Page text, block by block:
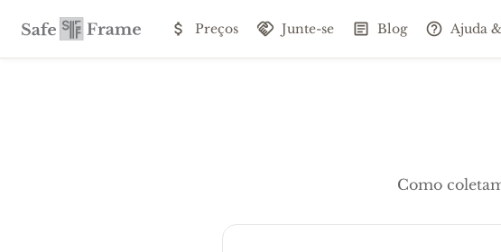
Preços Junte-se Blog Ajuda
Como